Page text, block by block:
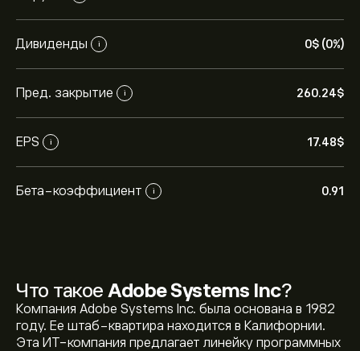
Дивиденды i 0‎$‎ (0%)
Пред. закрытие i 260.24‎$‎
EPS i 17.48‎$‎
Бета-коэффициент i 0.91
Что такое Adobe Systems Inc?
Компания Adobe Systems Inc. была основана в 1982
году. Ее штаб-квартира находится в Калифорнии.
Эта ИТ-компания предлагает линейку программных